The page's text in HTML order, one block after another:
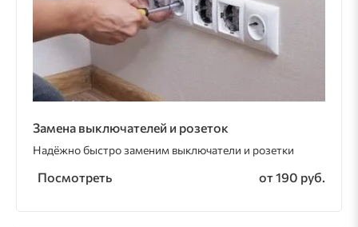
Замена выключателей и розеток
Надёжно быстро заменим выключатели и розетки
Посмотреть от 190 руб.